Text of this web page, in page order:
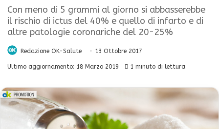
Con meno di 5 grammi al giorno si abbasserebbe
il rischio di ictus del 40% e quello di infarto e di
altre patologie coronariche del 20-25%
Redazione OK-Salute 13 Ottobre 2017
Ultimo aggiornamento: 18 Marzo 2019 1 minuto di lettura